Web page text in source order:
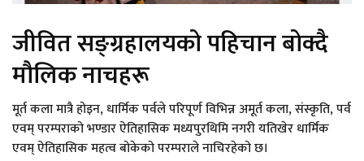
जीवित सङ्ग्रहालयको पहिचान बोक्दै
मौलिक नाचहरू
मूर्त कला मात्रै होइन, धार्मिक पर्वले परिपूर्ण विभिन्न अमूर्त कला, संस्कृति, पर्व
एवम् परम्पराको भण्डार ऐतिहासिक मध्यपुरथिमि नगरी यतिखेर धार्मिक
एवम् ऐतिहासिक महत्व बोकेको परम्पराले नाचिरहेको छ।